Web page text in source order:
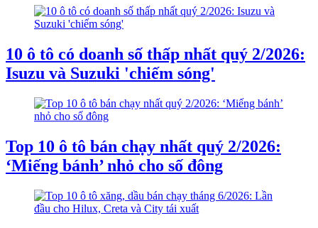
10 ô tô có doanh số thấp nhất quý 2/2026:
Isuzu và Suzuki 'chiếm sóng'
Top 10 ô tô bán chạy nhất quý 2/2026:
‘Miếng bánh’ nhỏ cho số đông